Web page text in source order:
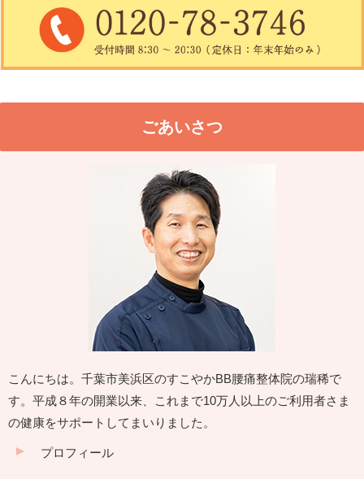
ごあいさつ
こんにちは。千葉市美浜区のすこやかBB腰痛整体院の瑞稀で
す。平成８年の開業以来、これまで10万人以上のご利用者さま
の健康をサポートしてまいりました。
プロフィール